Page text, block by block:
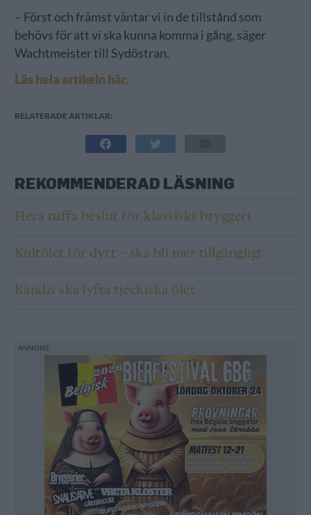
– Först och främst väntar vi in de tillstånd som
behövs för att vi ska kunna komma i gång, säger
Wachtmeister till Sydöstran.
Läs hela artikeln här.
RELATERADE ARTIKLAR:
REKOMMENDERAD LÄSNING
Flera tuffa beslut för klassiskt bryggeri
Kultölet för dyrt – ska bli mer tillgängligt
Kändis ska lyfta tjeckiska ölet